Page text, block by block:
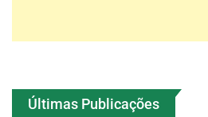
Últimas Publicações